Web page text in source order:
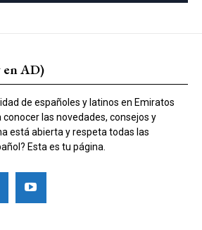
en AD)
de españoles y latinos en Emiratos
las novedades, consejos y
está abierta y respeta todas las
Esta es tu página.